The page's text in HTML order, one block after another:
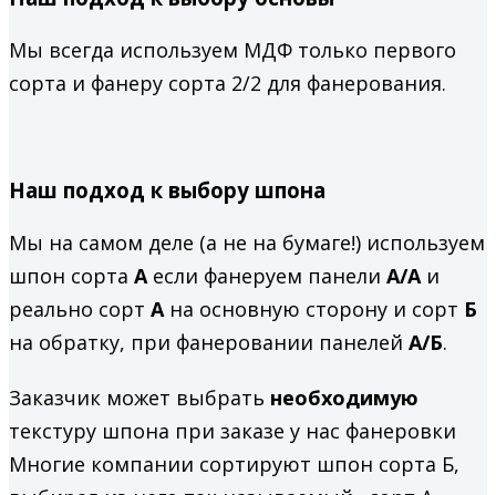
Мы всегда используем МДФ только первого
сорта и фанеру сорта 2/2 для фанерования.
Наш подход к выбору шпона
Мы на самом деле (а не на бумаге!) используем
шпон сорта Аесли фанеруем панели А/Аи
реально сорт Ана основную сторону и сорт Б
на обратку, при фанеровании панелей А/Б.
Заказчик может выбрать необходимую
текстуру шпона при заказе у нас фанеровки
Многие компании сортируют шпон сорта Б,